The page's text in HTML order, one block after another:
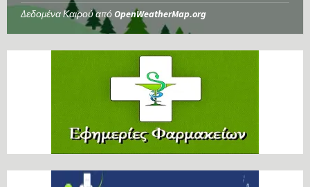
Δεδομένα Καιρού από OpenWeatherMap.org